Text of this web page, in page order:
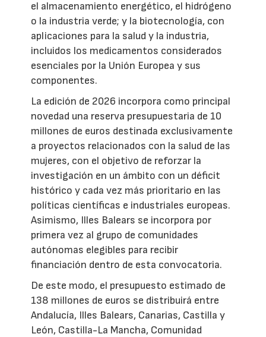
el almacenamiento energético, el hidrógeno
o la industria verde; y la biotecnología, con
aplicaciones para la salud y la industria,
incluidos los medicamentos considerados
esenciales por la Unión Europea y sus
componentes.
La edición de 2026 incorpora como principal
novedad una reserva presupuestaria de 10
millones de euros destinada exclusivamente
a proyectos relacionados con la salud de las
mujeres, con el objetivo de reforzar la
investigación en un ámbito con un déficit
histórico y cada vez más prioritario en las
políticas científicas e industriales europeas.
Asimismo, Illes Balears se incorpora por
primera vez al grupo de comunidades
autónomas elegibles para recibir
financiación dentro de esta convocatoria.
De este modo, el presupuesto estimado de
138 millones de euros se distribuirá entre
Andalucía, Illes Balears, Canarias, Castilla y
León, Castilla-La Mancha, Comunidad